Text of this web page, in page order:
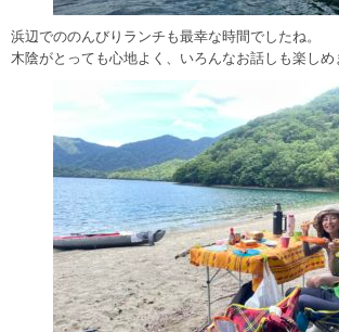
浜辺でののんびりランチも最幸な時間でしたね。
木陰がとっても心地よく、いろんなお話しも楽しめ